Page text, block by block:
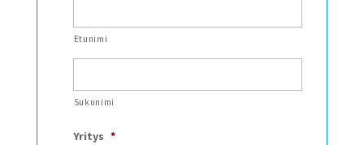
Etunimi
Sukunimi
Yritys *